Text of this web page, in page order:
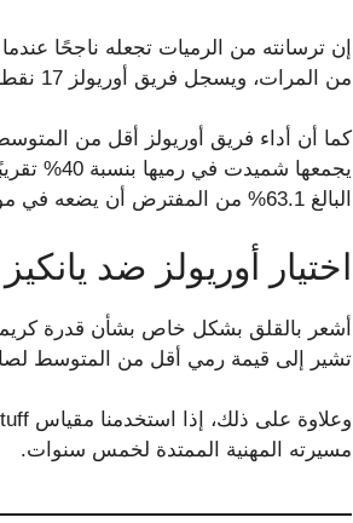
من المرات، ويسجل فريق أوريولز 17 نقطة أقل من المتوسط ​​ضد الرميات.
يجمعها
البالغ 63.1% من المفترض أن يضعه في موقف متميز في الرمي في المقدمة في العد.
اختيار أوريولز ضد يانكيز
أشعر بالقلق بشكل خاص بشأن قدرة
تشير إلى قيمة رمي أقل من المتوسط
مسيرته المهنية الممتدة لخمس سنوات.